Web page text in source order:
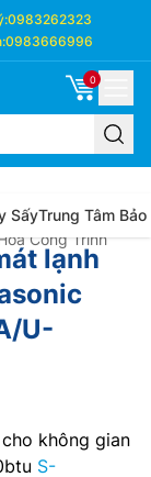
0983262323
0983666996
0
SấyTrung Tâm Bảo
Công Trình
lạnh
U-
không gian
S-